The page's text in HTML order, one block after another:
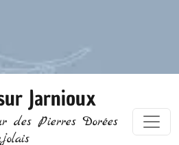
Jarnioux
des Pierres Dorées